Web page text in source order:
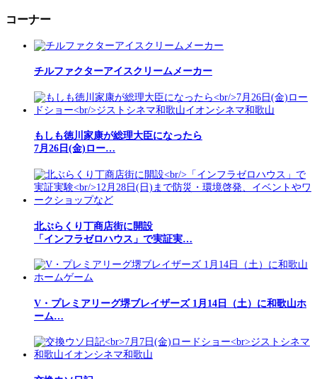
コーナー
チルファクターアイスクリームメーカー
もしも徳川家康が総理大臣になったら
7月26日(金)ロー…
北ぶらくり丁商店街に開設
「インフラゼロハウス」で実証実…
V・プレミアリーグ堺ブレイザーズ 1月14日（土）に和歌山ホ
ーム…